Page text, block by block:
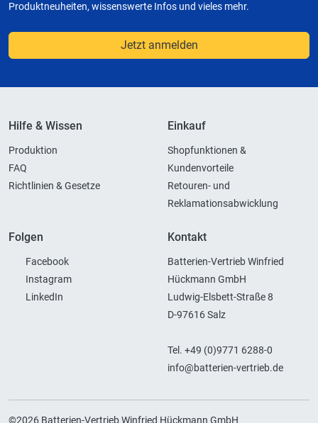
Produktneuheiten, wissenswerte Infos und vieles mehr.
Jetzt anmelden
Hilfe & Wissen
Produktion
FAQ
Richtlinien & Gesetze
Einkauf
Shopfunktionen &
Kundenvorteile
Retouren- und
Reklamationsabwicklung
Folgen
Facebook
Instagram
LinkedIn
Kontakt
Batterien-Vertrieb Winfried
Hückmann GmbH
Ludwig-Elsbett-Straße 8
D-97616 Salz
Tel. +49 (0)9771 6288-0
info@batterien-vertrieb.de
©2026 Batterien-Vertrieb Winfried Hückmann GmbH